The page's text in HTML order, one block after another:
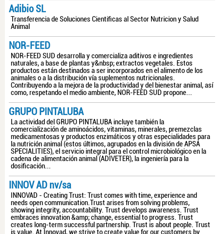
Adibio SL
Transferencia de Soluciones Cientificas al Sector Nutricion y Salud
Animal
NOR-FEED
NOR-FEED SUD desarrolla y comercializa aditivos e ingredientes
naturales, a base de plantas y&nbsp; extractos vegetales. Estos
productos están destinados a ser incorporados en el alimento de los
animales o a la distribución vía suplementos nutricionales.
Contribuyendo a la mejora de la productividad y del bienestar animal, así
como, respetando el medio ambiente, NOR-FEED SUD propone...
GRUPO PINTALUBA
La actividad del GRUPO PINTALUBA incluye también la
comercialización de aminoácidos, vitaminas, minerales, premezclas
medicamentosas y productos enzimáticos y otras especialidades para
la nutrición animal (estos últimos, agrupados en la división de APSA
SPECIALITIES), el servicio integral para el control microbiológico en la
cadena de alimentación animal (ADIVETER), la ingeniería para la
dosificación...
INNOV AD nv/sa
INNOVAD - Creating Trust: Trust comes with time, experience and
needs open communication.Trust arises from solving problems,
showing integrity, accountability. Trust develops awareness. Trust
embraces innovation &amp; change, essential to progress. Trust
creates long-term successful partnership. Trust is about people. Trust
is value. At Innovad, we strive to create value for our customers by